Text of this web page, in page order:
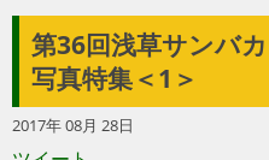
第36回浅草サンバ
写真特集＜1＞
2017年 08月 28日